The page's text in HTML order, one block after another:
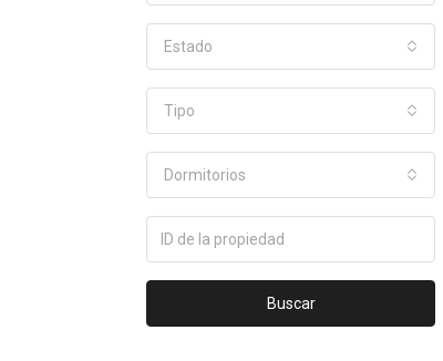
Estado
Tipo
Dormitorios
Buscar